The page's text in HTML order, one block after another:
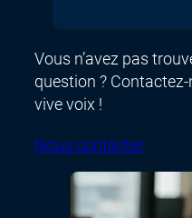
Vous n’avez pas
question ?
vive voix !
Nous contacter